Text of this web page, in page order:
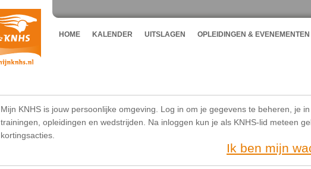
HOME KALENDER UITSLAGEN OPLEIDINGEN & EVENEMENTEN
Mijn KNHS is jouw persoonlijke omgeving. Log in om je gegevens te beheren, je
trainingen, opleidingen en wedstrijden. Na inloggen kun je als KNHS-lid meteen
kortingsacties.
Ik ben mijn